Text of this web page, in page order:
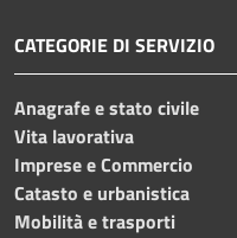
CATEGORIE DI SERVIZIO
Anagrafe e stato civile
Vita lavorativa
Imprese e Commercio
Catasto e urbanistica
Mobilità e trasporti